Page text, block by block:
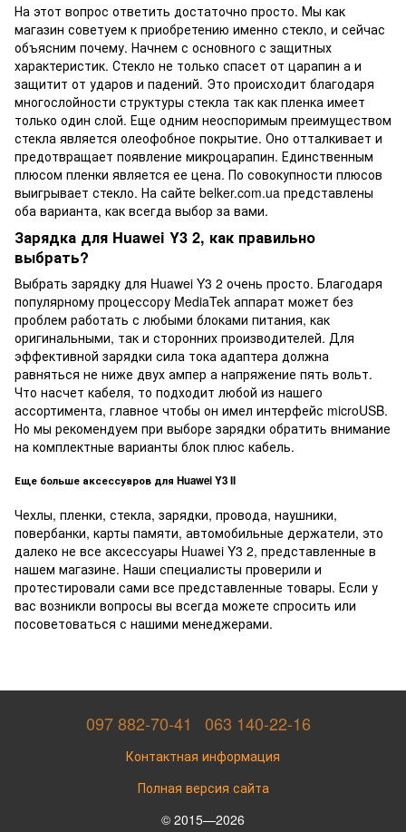
На этот вопрос ответить достаточно просто. Мы как
магазин советуем к приобретению именно стекло, и сейчас
объясним почему. Начнем с основного с защитных
характеристик. Стекло не только спасет от царапин а и
защитит от ударов и падений. Это происходит благодаря
многослойности структуры стекла так как пленка имеет
только один слой. Еще одним неоспоримым преимуществом
стекла является олеофобное покрытие. Оно отталкивает и
предотвращает появление микроцарапин. Единственным
плюсом пленки является ее цена. По совокупности плюсов
выигрывает стекло. На сайте belker.com.ua представлены
оба варианта, как всегда выбор за вами.
Зарядка для Huawei Y3 2, как правильно
выбрать?
Выбрать зарядку для Huawei Y3 2 очень просто. Благодаря
популярному процессору MediaTek аппарат может без
проблем работать с любыми блоками питания, как
оригинальными, так и сторонних производителей. Для
эффективной зарядки сила тока адаптера должна
равняться не ниже двух ампер а напряжение пять вольт.
Что насчет кабеля, то подходит любой из нашего
ассортимента, главное чтобы он имел интерфейс microUSB.
Но мы рекомендуем при выборе зарядки обратить внимание
на комплектные варианты блок плюс кабель.
Еще больше аксессуаров для Huawei Y3 II
Чехлы, пленки, стекла, зарядки, провода, наушники,
повербанки, карты памяти, автомобильные держатели, это
далеко не все аксессуары Huawei Y3 2, представленные в
нашем магазине. Наши специалисты проверили и
протестировали сами все представленные товары. Если у
вас возникли вопросы вы всегда можете спросить или
посоветоваться с нашими менеджерами.
097 882-70-41 063 140-22-16
Контактная информация
Полная версия сайта
© 2015—2026